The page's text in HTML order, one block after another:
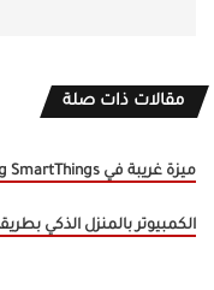
مقالات ذات صلة
الكمبيوتر بالمنزل الذكي